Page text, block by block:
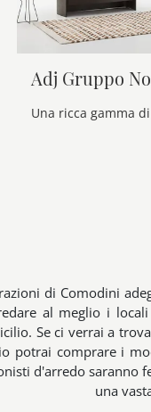
Adj Gruppo
di Comodini
al meglio i
Se ci verrai a
potrai comprare i
d'arredo saranno
una